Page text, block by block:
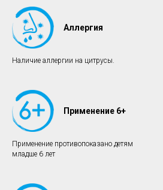
Аллергия
Наличие аллергии на цитрусы.
Применение 6+
Применение противопоказано детям
младше 6 лет